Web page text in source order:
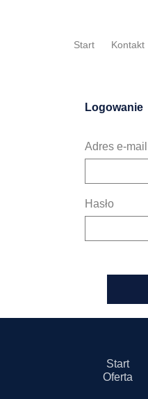
Start Kontakt
Logowanie
Adres e-mail
Hasło
Start
Oferta